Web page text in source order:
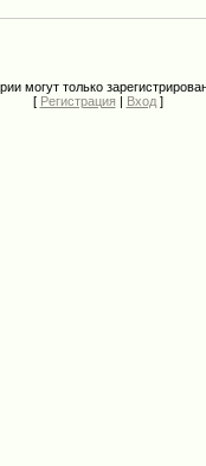
могут только
[ Регистрация | Вход]